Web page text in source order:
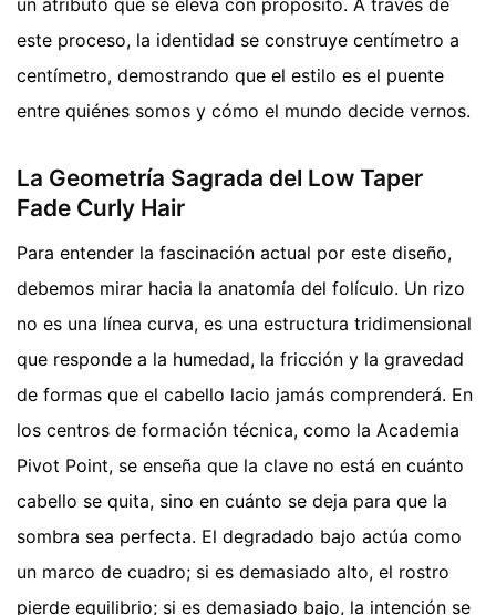
un atributo que se eleva con propósito. A través de
este proceso, la identidad se construye centímetro a
centímetro, demostrando que el estilo es el puente
entre quiénes somos y cómo el mundo decide vernos.
La Geometría Sagrada del Low Taper
Fade Curly Hair
Para entender la fascinación actual por este diseño,
debemos mirar hacia la anatomía del folículo. Un rizo
no es una línea curva, es una estructura tridimensional
que responde a la humedad, la fricción y la gravedad
de formas que el cabello lacio jamás comprenderá. En
los centros de formación técnica, como la Academia
Pivot Point, se enseña que la clave no está en cuánto
cabello se quita, sino en cuánto se deja para que la
sombra sea perfecta. El degradado bajo actúa como
un marco de cuadro; si es demasiado alto, el rostro
pierde equilibrio; si es demasiado bajo, la intención se